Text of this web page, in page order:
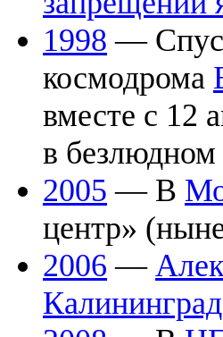
1998 —
космодрома
вместе с 12
в безлюдном
2005 — В
центр»
2006 —